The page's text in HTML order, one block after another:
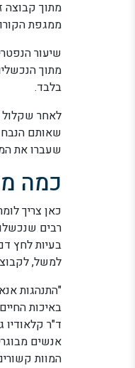
ממגפת
שיעור
בלבד.
לאחר שקלול
שעברו את
כמה
כאן צריך
בעיות לחץ
למשל, לקבוצה הנכשלת היו פי
"התנהגות
באיכות
אנשים
המוות